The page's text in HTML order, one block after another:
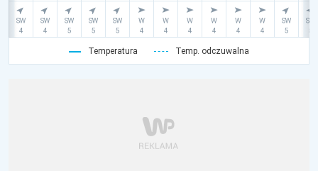
Temperatura Temp. odczuwalna